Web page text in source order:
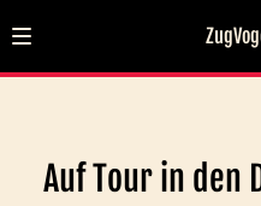
Auf Tour in den